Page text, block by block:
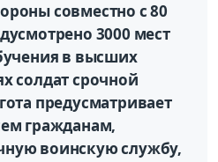
совместно с 80
3000 мест
в высших
солдат срочной
предусматривает
гражданам,
воинскую службу,